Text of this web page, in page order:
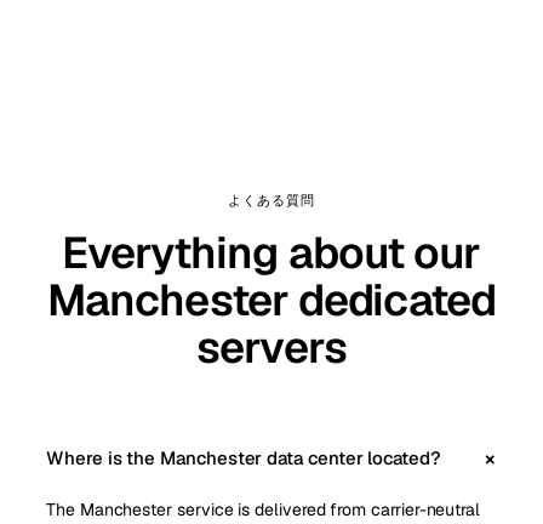
よくある質問
Everything about our
Manchester dedicated
servers
Where is the Manchester data center located?
The Manchester service is delivered from carrier-neutral